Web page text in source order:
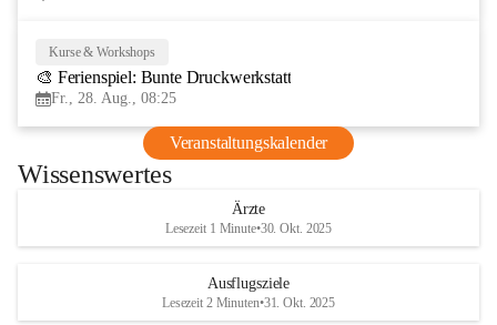
Kurse & Workshops
🎨 Ferienspiel: Bunte Druckwerkstatt
Fr., 28. Aug., 08:25
Veranstaltungskalender
Wissenswertes
Ärzte
Lesezeit 1 Minute•30. Okt. 2025
Ausflugsziele
Lesezeit 2 Minuten•31. Okt. 2025